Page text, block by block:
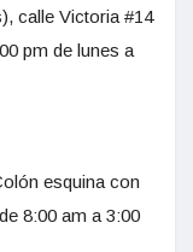
calle Victoria #14
pm de lunes a
esquina con
8:00 am a 3:00